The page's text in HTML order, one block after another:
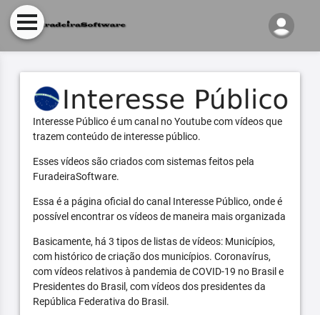
Interesse Público é um canal no Youtube com vídeos que
trazem conteúdo de interesse público.
Esses vídeos são criados com sistemas feitos pela
FuradeiraSoftware.
Essa é a página oficial do canal Interesse Público, onde é
possível encontrar os vídeos de maneira mais organizada
Basicamente, há 3 tipos de listas de vídeos: Municípios,
com histórico de criação dos municípios. Coronavírus,
com vídeos relativos à pandemia de COVID-19 no Brasil e
Presidentes do Brasil, com vídeos dos presidentes da
República Federativa do Brasil.